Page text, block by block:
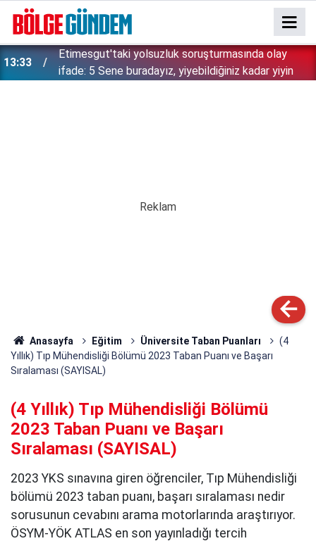
13:33
Etimesgut'taki yolsuzluk soruşturmasında olay
ifade: 5 Sene buradayız, yiyebildiğiniz kadar yiyin
Anasayfa Eğitim Üniversite Taban Puanları
(4
Yıllık) Tıp Mühendisliği Bölümü 2023 Taban Puanı ve Başarı
Sıralaması (SAYISAL)
(4 Yıllık) Tıp Mühendisliği Bölümü
2023 Taban Puanı ve Başarı
Sıralaması (SAYISAL)
2023 YKS sınavına giren öğrenciler, Tıp Mühendisliği
bölümü 2023 taban puanı, başarı sıralaması nedir
sorusunun cevabını arama motorlarında araştırıyor.
ÖSYM-YÖK ATLAS en son yayınladığı tercih